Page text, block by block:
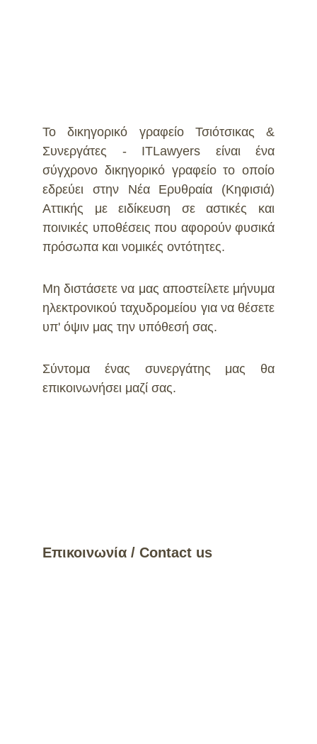
www.facebook.com
Επικοινωνία / Contact us
Το δικηγορικό γραφείο Τσιότσικας &
Συνεργάτες - ITLawyers είναι ένα
σύγχρονο δικηγορικό γραφείο το οποίο
εδρεύει στην Νέα Ερυθραία (Κηφισιά)
Αττικής με ειδίκευση σε αστικές και
ποινικές υποθέσεις που αφορούν φυσικά
πρόσωπα και νομικές οντότητες.
Μη διστάσετε να μας αποστείλετε μήνυμα
ηλεκτρονικού ταχυδρομείου για να θέσετε
υπ' όψιν μας την υπόθεσή σας.
Σύντομα ένας συνεργάτης μας θα
επικοινωνήσει μαζί σας.